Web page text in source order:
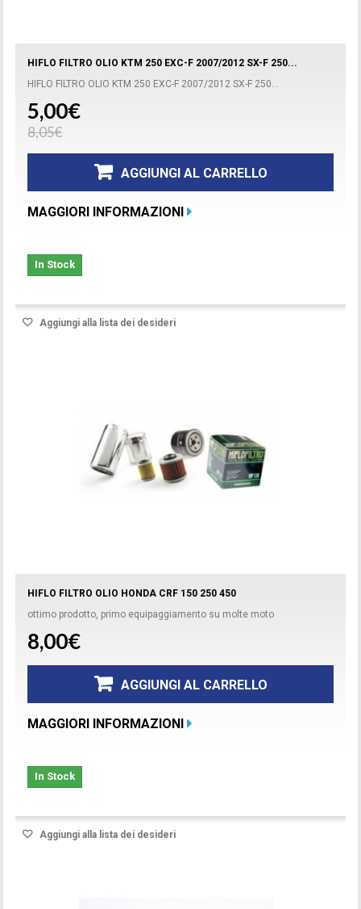
HIFLO FILTRO OLIO KTM 250 EXC-F 2007/2012 SX-F 250...
HIFLO FILTRO OLIO KTM 250 EXC-F 2007/2012 SX-F 250...
5,00€
8,05€
AGGIUNGI AL CARRELLO
MAGGIORI INFORMAZIONI
In Stock
Aggiungi alla lista dei desideri
HIFLO FILTRO OLIO HONDA CRF 150 250 450
ottimo prodotto, primo equipaggiamento su molte moto
8,00€
AGGIUNGI AL CARRELLO
MAGGIORI INFORMAZIONI
In Stock
Aggiungi alla lista dei desideri